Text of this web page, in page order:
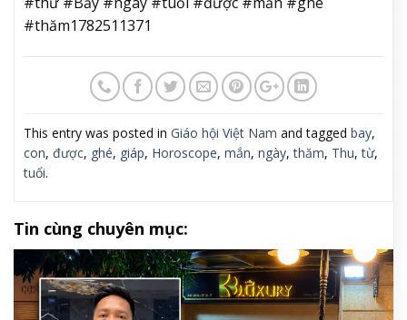
#thăm1782511371
This entry was posted in Giáo hội Việt Nam and tagged bay,
con, được, ghé, giáp, Horoscope, mắn, ngày,thăm, Thu,từ,
tuổi.
Tin cùng chuyên mục: